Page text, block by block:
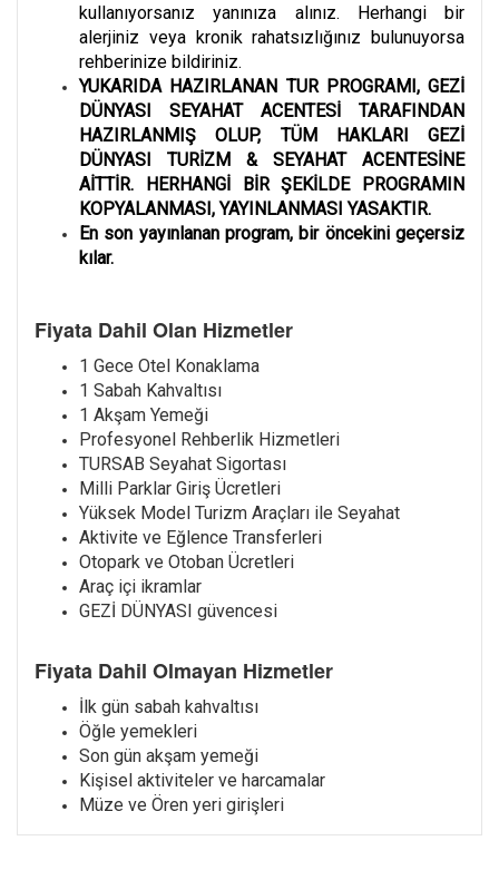
kullanıyorsanız yanınıza alınız. Herhangi bir
alerjiniz veya kronik rahatsızlığınız bulunuyorsa
rehberinize bildiriniz.
YUKARIDA HAZIRLANAN TUR PROGRAMI, GEZİ
DÜNYASI SEYAHAT ACENTESİ TARAFINDAN
HAZIRLANMIŞ OLUP, TÜM HAKLARI GEZİ
DÜNYASI TURİZM & SEYAHAT ACENTESİNE
AİTTİR. HERHANGİ BİR ŞEKİLDE PROGRAMIN
KOPYALANMASI, YAYINLANMASI YASAKTIR.
En son yayınlanan program, bir öncekini geçersiz
kılar.
Fiyata Dahil Olan Hizmetler
1 Gece Otel Konaklama
1 Sabah Kahvaltısı
1 Akşam Yemeği
Profesyonel Rehberlik Hizmetleri
TURSAB Seyahat Sigortası
Milli Parklar Giriş Ücretleri
Yüksek Model Turizm Araçları ile Seyahat
Aktivite ve Eğlence Transferleri
Otopark ve Otoban Ücretleri
Araç içi ikramlar
GEZİ DÜNYASI güvencesi
Fiyata Dahil Olmayan Hizmetler
İlk gün sabah kahvaltısı
Öğle yemekleri
Son gün akşam yemeği
Kişisel aktiviteler ve harcamalar
Müze ve Ören yeri girişleri